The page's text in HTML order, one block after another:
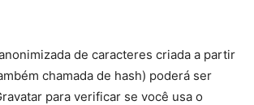
de caracteres criada a partir
chamada de hash) poderá ser
para verificar se você usa o